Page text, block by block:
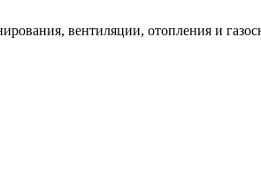
вентиляции, отопления и